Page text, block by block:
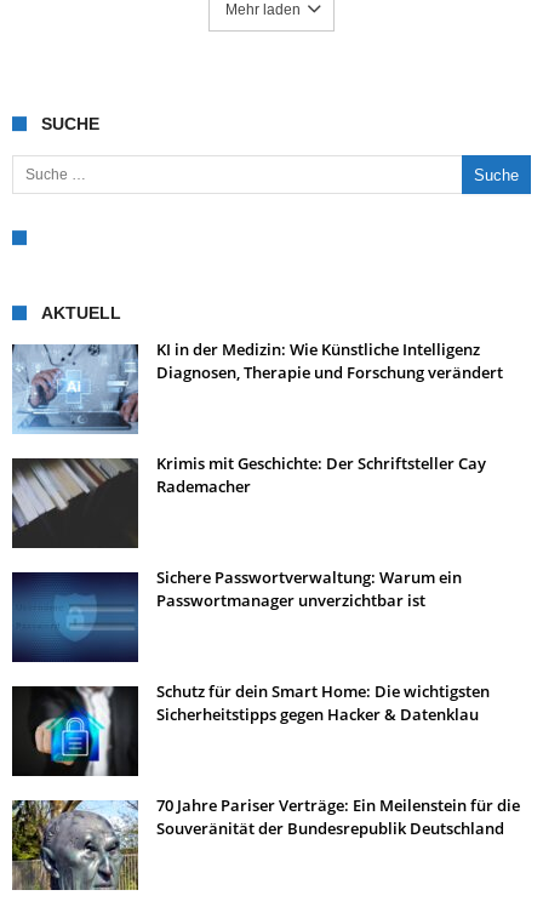
Mehr laden
SUCHE
Suche nach:
AKTUELL
KI in der Medizin: Wie Künstliche Intelligenz
Diagnosen, Therapie und Forschung verändert
Krimis mit Geschichte: Der Schriftsteller Cay
Rademacher
Sichere Passwortverwaltung: Warum ein
Passwortmanager unverzichtbar ist
Schutz für dein Smart Home: Die wichtigsten
Sicherheitstipps gegen Hacker & Datenklau
70 Jahre Pariser Verträge: Ein Meilenstein für die
Souveränität der Bundesrepublik Deutschland